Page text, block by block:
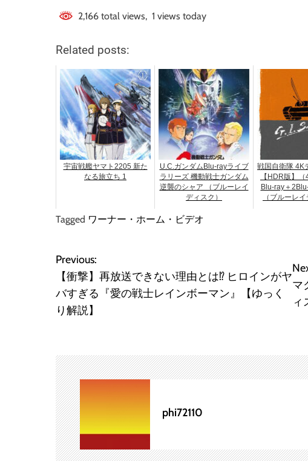
2,166 total views, 1 views today
Related posts:
宇宙戦艦ヤマト2205 新た
なる旅立ち 1
U.C.ガンダムBlu-rayライブ
ラリーズ 機動戦士ガンダム
逆襲のシャア （ブルーレイ
ディスク）
戦国自衛隊 4K
【HDR版】
Blu-ray＋
（ブルーレイ
Tagged ワーナー・ホーム・ビデオ
投
稿
ナ
ゲ
ー
シ
ョ
Previous:
【衝撃】再放送できない理由とは⁉ ヒロインがヤ
バすぎる『愛の戦士レインボーマン』【ゆっく
り解説】
マ
ィ
phi72110